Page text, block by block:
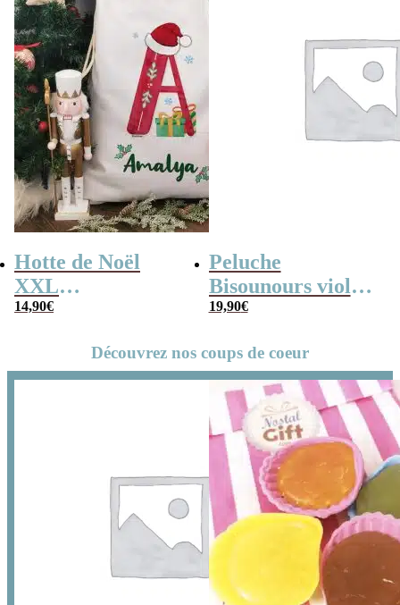
Hotte de Noël
XXL
personnalisée –
14,90€
Peluche
Bisounours violet
(21cm) –
Version 2019
19,90€
Découvrez nos coups de coeur